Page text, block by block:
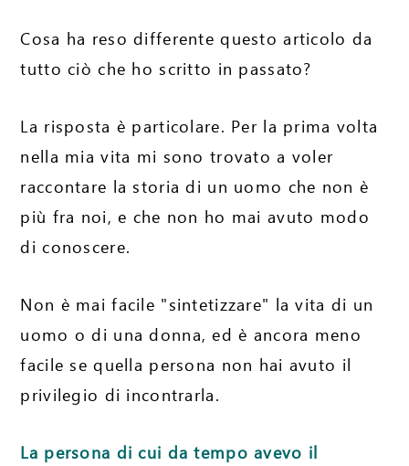
Cosa ha reso differente questo articolo da
tutto ciò che ho scritto in passato?
La risposta è particolare. Per la prima volta
nella mia vita mi sono trovato a voler
raccontare la storia di un uomo che non è
più fra noi, e che non ho mai avuto modo
di conoscere.
Non è mai facile "sintetizzare" la vita di un
uomo o di una donna, ed è ancora meno
facile se quella persona non hai avuto il
privilegio di incontrarla.
La persona di cui da tempo avevo il